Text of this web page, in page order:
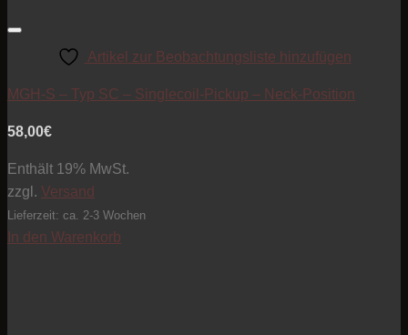
Artikel zur Beobachtungsliste hinzufügen
MGH-S – Typ SC – Singlecoil-Pickup – Neck-Position
58,00€
Enthält 19% MwSt.
zzgl. Versand
Lieferzeit: ca. 2-3 Wochen
In den Warenkorb